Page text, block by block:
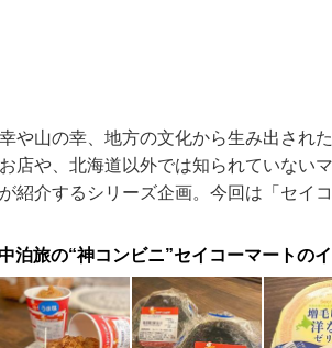
や山の幸、地方の文化から生み出され
店や、北海道以外では知られていない
紹介するシリーズ企画。今回は「セイ
泊旅の“神コンビニ”セイコーマートの